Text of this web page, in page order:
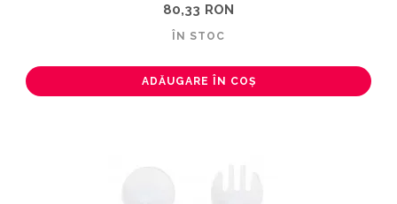
80,33 RON
ÎN STOC
ADĂUGARE ÎN COȘ